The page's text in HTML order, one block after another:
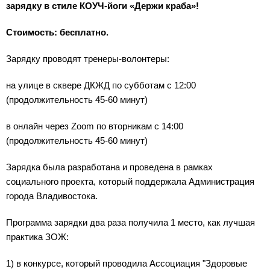
зарядку в стиле КОУЧ-йоги «Держи краба»!
Стоимость: бесплатно.
Зарядку проводят тренеры-волонтеры:
на улице в сквере ДКЖД по субботам с 12:00
(продолжительность 45-60 минут)
в онлайн через Zoom по вторникам с 14:00
(продолжительность 45-60 минут)
Зарядка была разработана и проведена в рамках
социального проекта, который поддержала Администрация
города Владивостока.
Программа зарядки два раза получила 1 место, как лучшая
практика ЗОЖ:
1) в конкурсе, который проводила Ассоциация "Здоровые